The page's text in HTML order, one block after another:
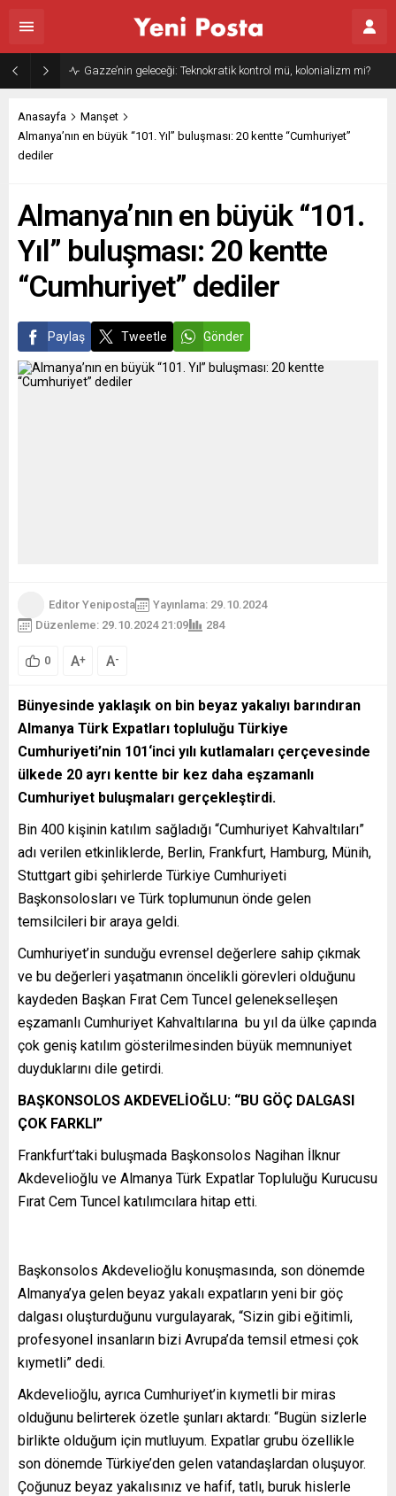
Gazze’nin geleceği: Teknokratik kontrol mü, kolonializm mi?
Anasayfa
Manşet
Almanya’nın en büyük “101. Yıl” buluşması: 20 kentte “Cumhuriyet”
dediler
Almanya’nın en büyük “101.
Yıl” buluşması: 20 kentte
“Cumhuriyet” dediler
Paylaş Tweetle Gönder
Editor Yeniposta
Yayınlama: 29.10.2024
Düzenleme: 29.10.2024 21:09
284
0 A+ A-
Bünyesinde yaklaşık on bin beyaz yakalıyı barındıran
Almanya Türk Expatları topluluğu Türkiye
Cumhuriyeti’nin 101‘inci yılı kutlamaları çerçevesinde
ülkede 20 ayrı kentte bir kez daha eşzamanlı
Cumhuriyet buluşmaları gerçekleştirdi.
Bin 400 kişinin katılım sağladığı “Cumhuriyet Kahvaltıları”
adı verilen etkinliklerde, Berlin, Frankfurt, Hamburg, Münih,
Stuttgart gibi şehirlerde Türkiye Cumhuriyeti
Başkonsolosları ve Türk toplumunun önde gelen
temsilcileri bir araya geldi.
Cumhuriyet’in sunduğu evrensel değerlere sahip çıkmak
ve bu değerleri yaşatmanın öncelikli görevleri olduğunu
kaydeden Başkan Fırat Cem Tuncel gelenekselleşen
eşzamanlı Cumhuriyet Kahvaltılarına bu yıl da ülke çapında
çok geniş katılım gösterilmesinden büyük memnuniyet
duyduklarını dile getirdi.
BAŞKONSOLOS AKDEVELİOĞLU: “BU GÖÇ DALGASI
ÇOK FARKLI”
Frankfurt’taki buluşmada Başkonsolos Nagihan İlknur
Akdevelioğlu ve Almanya Türk Expatlar Topluluğu Kurucusu
Fırat Cem Tuncel katılımcılara hitap etti.
Başkonsolos Akdevelioğlu konuşmasında, son dönemde
Almanya’ya gelen beyaz yakalı expatların yeni bir göç
dalgası oluşturduğunu vurgulayarak, “Sizin gibi eğitimli,
profesyonel insanların bizi Avrupa’da temsil etmesi çok
kıymetli” dedi.
Akdevelioğlu, ayrıca Cumhuriyet’in kıymetli bir miras
olduğunu belirterek özetle şunları aktardı: “Bugün sizlerle
birlikte olduğum için mutluyum. Expatlar grubu özellikle
son dönemde Türkiye’den gelen vatandaşlardan oluşuyor.
Çoğunuz beyaz yakalısınız ve hafif, tatlı, buruk hislerle